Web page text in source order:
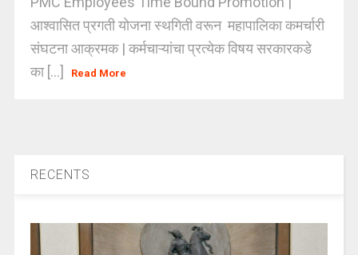
आश्वासित प्रगती योजना स्थगिती वरून महापालिका कमर्चारी
संघटना आक्रमक | कर्मचाऱ्यांचा प्रत्येक विषय सरकारकडे
का [...]
Read More
RECENTS